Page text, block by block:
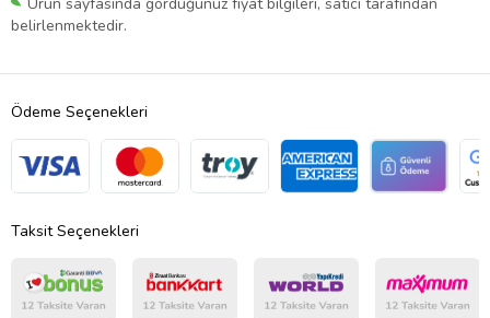
belirlenmektedir.
Ödeme Seçenekleri
Taksit Seçenekleri